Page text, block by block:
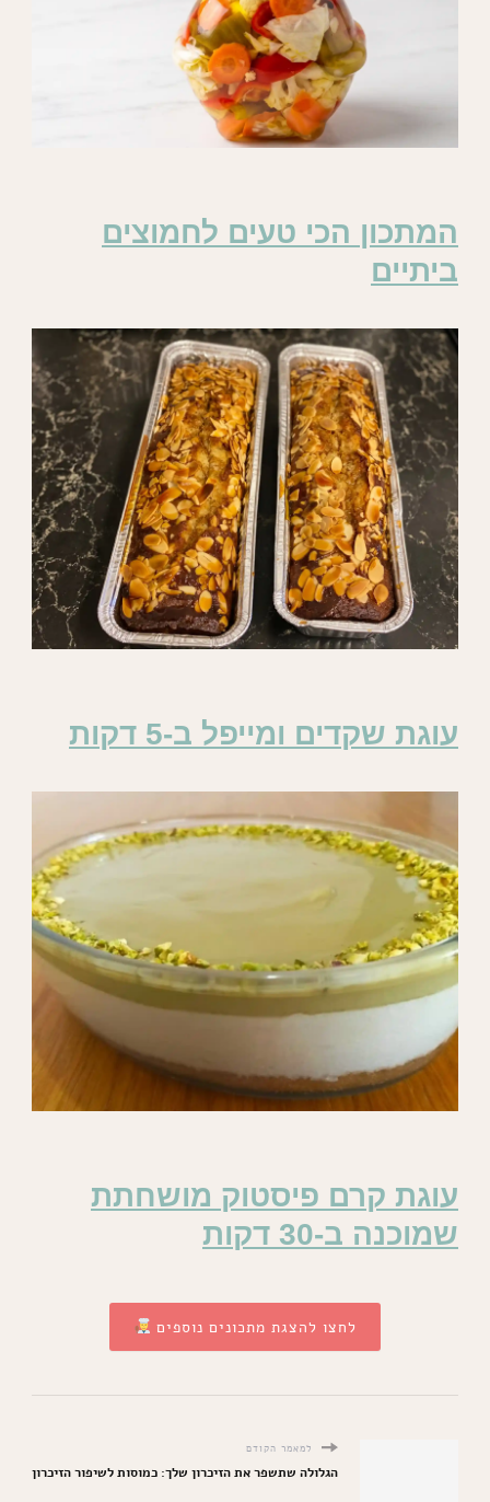
המתכון הכי טעים לחמוצים
ביתיים
עוגת שקדים ומייפל ב-5 דקות
עוגת קרם פיסטוק מושחתת
שמוכנה ב-30 דקות
לחצו להצגת מתכונים נוספים
למאמר הקודם
הגלולה שתשפר את הזיכרון שלך: כמוסות לשיפור הזיכרון